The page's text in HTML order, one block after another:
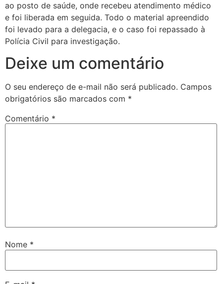
ao posto de saúde, onde recebeu atendimento médico
e foi liberada em seguida. Todo o material apreendido
foi levado para a delegacia, e o caso foi repassado à
Polícia Civil para investigação.
Deixe um comentário
O seu endereço de e-mail não será publicado. Campos
obrigatórios são marcados com *
Comentário *
Nome *